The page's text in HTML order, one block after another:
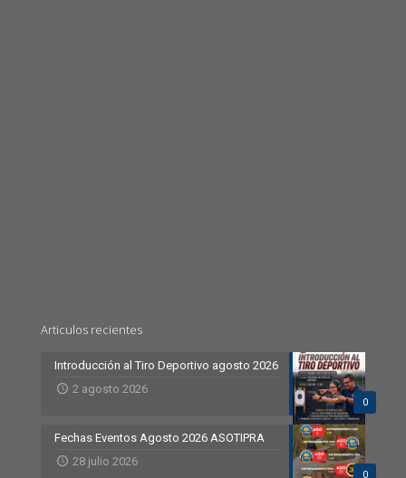
Articulos recientes
0
Introducción al Tiro Deportivo agosto 2026
2 agosto 2026
0
Fechas Eventos Agosto 2026 ASOTIPRA
28 julio 2026